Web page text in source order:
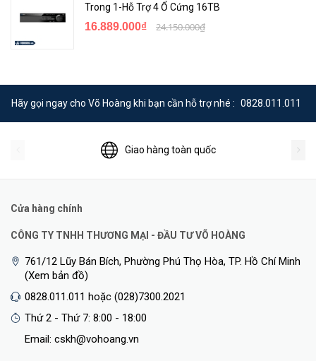
Trong 1-Hỗ Trợ 4 Ổ Cứng 16TB
16.889.000₫ 24.150.000₫
Hãy gọi ngay cho Võ Hoàng khi bạn cần hỗ trợ nhé : 0828.011.011
Giao hàng toàn quốc
Cửa hàng chính
CÔNG TY TNHH THƯƠNG MẠI - ĐẦU TƯ VÕ HOÀNG
761/12 Lũy Bán Bích, Phường Phú Thọ Hòa, TP. Hồ Chí Minh
(Xem bản đồ)
0828.011.011 hoặc (028)7300.2021
Thứ 2 - Thứ 7: 8:00 - 18:00
Email: cskh@vohoang.vn